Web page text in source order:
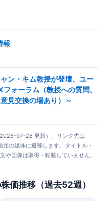
報
ン・キム教授が登壇、ユー
ォーラム（教授への質問、
見交換の場あり）～
07-28 更新）。リンク先は
の媒体に遷移します。タイトル・
や画像は取得・転載していません。
価推移（過去52週）